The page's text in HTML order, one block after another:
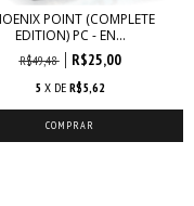
POINT (COMPLETE
EDITION) PC - EN...
R$49,48 R$25,00
5 X DE R$5,62